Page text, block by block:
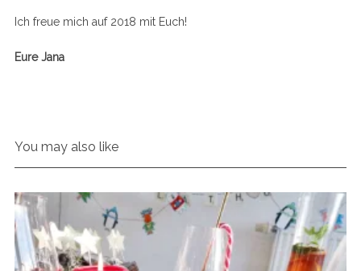
Ich freue mich auf 2018 mit Euch!
Eure Jana
You may also like